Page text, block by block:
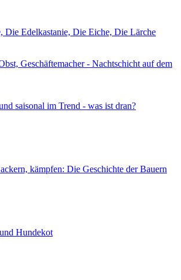
Die Edelkastanie, Die Eiche, Die Lärche
Geschäftemacher - Nachtschicht auf dem
saisonal im Trend - was ist dran?
kämpfen: Die Geschichte der Bauern
Hundekot